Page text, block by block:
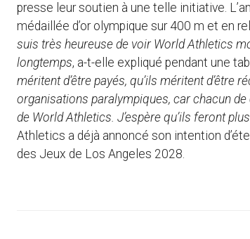
presse leur soutien à une telle initiative.
médaillée d’or olympique sur 400 m et en
suis très heureuse de voir World Athletics
longtemps, a-t-elle expliqué pendant une
méritent d’être payés, qu’ils méritent d’être
organisations paralympiques, car chacun
de World Athletics. J’espère qu’ils feront
Athletics a déjà annoncé son intention
des Jeux de Los Angeles 2028.